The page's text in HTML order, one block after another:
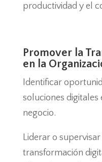
productividad y el
Promover la
en la
Identificar
soluciones digitales
negocio.
Liderar o
transformación